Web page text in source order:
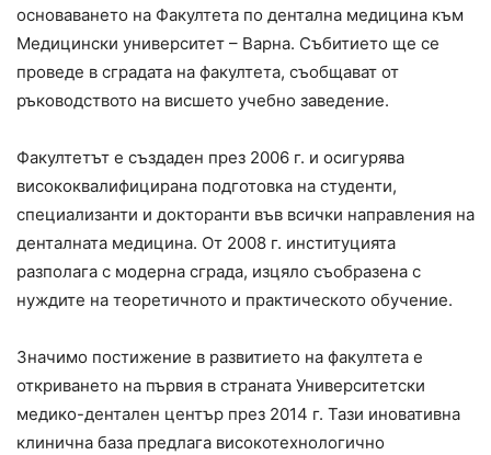
основаването на Факултета по дентална медицина към
Медицински университет – Варна. Събитието ще се
проведе в сградата на факултета, съобщават от
ръководството на висшето учебно заведение.
Факултетът е създаден през 2006 г. и осигурява
висококвалифицирана подготовка на студенти,
специализанти и докторанти във всички направления на
денталната медицина. От 2008 г. институцията
разполага с модерна сграда, изцяло съобразена с
нуждите на теоретичното и практическото обучение.
Значимо постижение в развитието на факултета е
откриването на първия в страната Университетски
медико-дентален център през 2014 г. Тази иновативна
клинична база предлага високотехнологично